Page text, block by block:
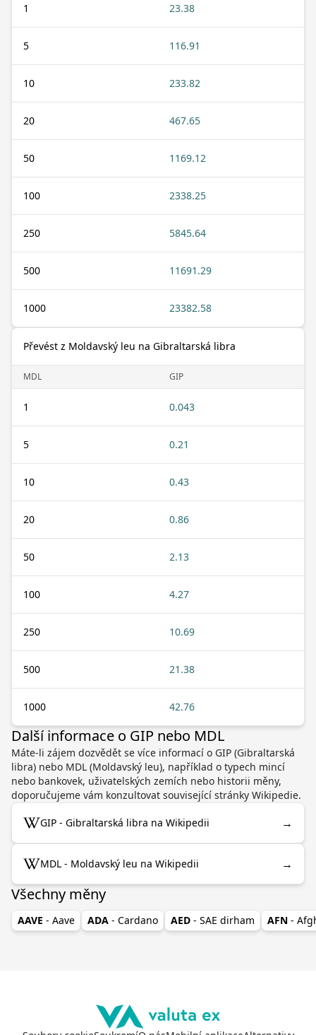
1 23.38
5 116.91
10 233.82
20 467.65
50 1169.12
100 2338.25
250 5845.64
500 11691.29
1000 23382.58
Převést z Moldavský leu na Gibraltarská libra
MDL GIP
1 0.043
5 0.21
10 0.43
20 0.86
50 2.13
100 4.27
250 10.69
500 21.38
1000 42.76
Další informace o GIP nebo MDL
Máte-li zájem dozvědět se více informací o GIP (Gibraltarská
libra) nebo MDL (Moldavský leu), například o typech mincí
nebo bankovek, uživatelských zemích nebo historii měny,
doporučujeme vám konzultovat související stránky Wikipedie.
GIP - Gibraltarská libra na Wikipedii →
MDL - Moldavský leu na Wikipedii →
Všechny měny
AAVE - Aave ADA - Cardano AED - SAE dirham AFN -